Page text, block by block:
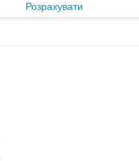
Розрахувати